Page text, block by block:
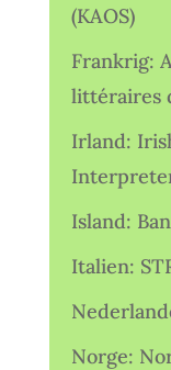
(KAOS)
Frankrig:
littéraires
Irland:
Island:
Italien:
Norge: